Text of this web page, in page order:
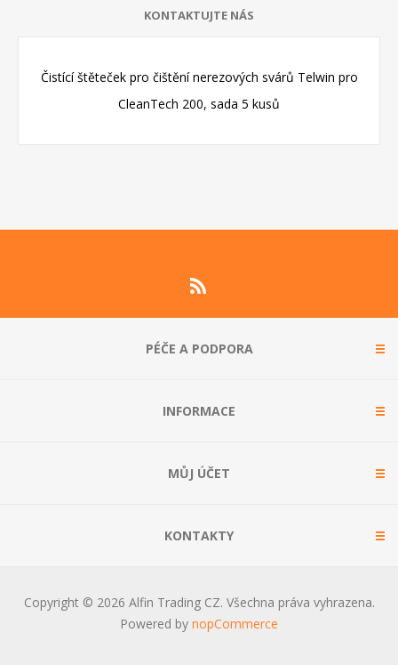
KONTAKTUJTE NÁS
Čistící štěteček pro čištění nerezových svárů Telwin pro
CleanTech 200, sada 5 kusů
PÉČE A PODPORA
INFORMACE
MŮJ ÚČET
KONTAKTY
Copyright © 2026 Alfin Trading CZ. Všechna práva vyhrazena.
Powered by nopCommerce